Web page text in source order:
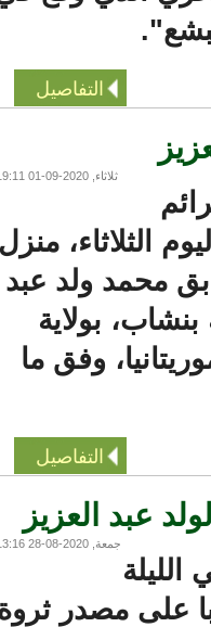
التفاصيل
ثلاثاء, 2020-09-01 19:11
الثلاثاء، منزل
محمد ولد عبد
بولاية
وفق ما
التفاصيل
عبد العزيز
جمعة, 2020-08-28 13:16
على مصدر ثروة